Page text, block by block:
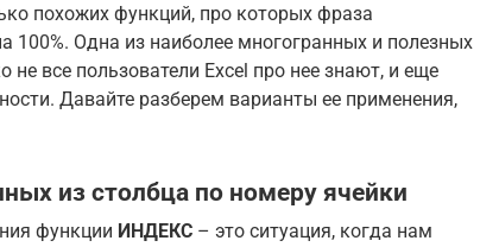
похожих функций, про которых фраза
100%. Одна из наиболее многогранных и полезных
не все пользователи Excel про нее знают, и еще
Давайте разберем варианты ее применения,
из столбца по номеру ячейки
функции ИНДЕКС – это ситуация, когда нам